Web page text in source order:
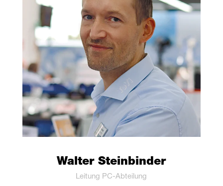
Wal­ter Steinbinder
Lei­tung PC-Abteilung